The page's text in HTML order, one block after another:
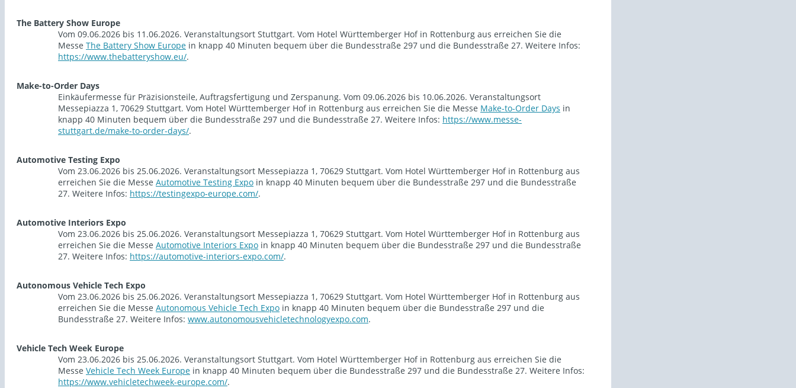
The Battery Show Europe
Vom 09.06.2026 bis 11.06.2026. Veranstaltungsort Stuttgart. Vom Hotel Württemberger Hof in Rottenburg aus erreichen Sie die
Messe The Battery Show Europe in knapp 40 Minuten bequem über die Bundesstraße 297 und die Bundesstraße 27. Weitere Infos:
https://www.thebatteryshow.eu/.
Make-to-Order Days
Einkäufermesse für Präzisionsteile, Auftragsfertigung und Zerspanung. Vom 09.06.2026 bis 10.06.2026. Veranstaltungsort
Messepiazza 1, 70629 Stuttgart. Vom Hotel Württemberger Hof in Rottenburg aus erreichen Sie die Messe Make-to-Order Days in
knapp 40 Minuten bequem über die Bundesstraße 297 und die Bundesstraße 27. Weitere Infos: https://www.messe-
stuttgart.de/make-to-order-days/.
Automotive Testing Expo
Vom 23.06.2026 bis 25.06.2026. Veranstaltungsort Messepiazza 1, 70629 Stuttgart. Vom Hotel Württemberger Hof in Rottenburg aus
erreichen Sie die Messe Automotive Testing Expo in knapp 40 Minuten bequem über die Bundesstraße 297 und die Bundesstraße
27. Weitere Infos: https://testingexpo-europe.com/.
Automotive Interiors Expo
Vom 23.06.2026 bis 25.06.2026. Veranstaltungsort Messepiazza 1, 70629 Stuttgart. Vom Hotel Württemberger Hof in Rottenburg aus
erreichen Sie die Messe Automotive Interiors Expo in knapp 40 Minuten bequem über die Bundesstraße 297 und die Bundesstraße
27. Weitere Infos: https://automotive-interiors-expo.com/.
Autonomous Vehicle Tech Expo
Vom 23.06.2026 bis 25.06.2026. Veranstaltungsort Messepiazza 1, 70629 Stuttgart. Vom Hotel Württemberger Hof in Rottenburg aus
erreichen Sie die Messe Autonomous Vehicle Tech Expo in knapp 40 Minuten bequem über die Bundesstraße 297 und die
Bundesstraße 27. Weitere Infos: www.autonomousvehicletechnologyexpo.com.
Vehicle Tech Week Europe
Vom 23.06.2026 bis 25.06.2026. Veranstaltungsort Stuttgart. Vom Hotel Württemberger Hof in Rottenburg aus erreichen Sie die
Messe Vehicle Tech Week Europe in knapp 40 Minuten bequem über die Bundesstraße 297 und die Bundesstraße 27. Weitere Infos:
https://www.vehicletechweek-europe.com/.